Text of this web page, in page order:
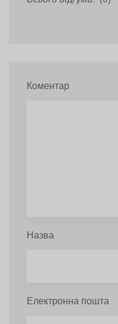
Коментар
Назва
Електронна пошта